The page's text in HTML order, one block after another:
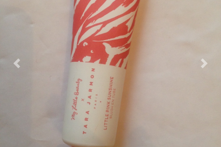
Previous Next